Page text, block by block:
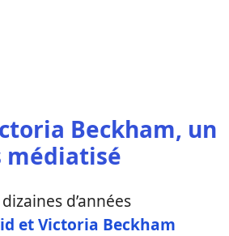
Beckham, un
médiatisé
d’années
et Victoria Beckham